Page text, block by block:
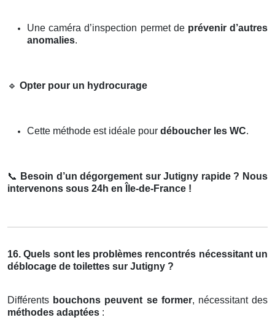
Une caméra d’inspection permet de prévenir d’autres
anomalies.
🔹 Opter pour un hydrocurage
Cette méthode est idéale pour déboucher les WC.
📞 Besoin d’un dégorgement sur Jutigny rapide ? Nous
intervenons sous 24h en Île-de-France !
16. Quels sont les problèmes rencontrés nécessitant un
déblocage de toilettes sur Jutigny ?
Différents bouchons peuvent se former, nécessitant des
méthodes adaptées :